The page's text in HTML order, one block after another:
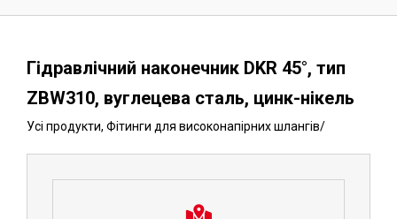
Гідравлічний наконечник DKR 45°, тип
ZBW310, вуглецева сталь, цинк-нікель
Усі продукти, Фітинги для високонапірних шлангів/